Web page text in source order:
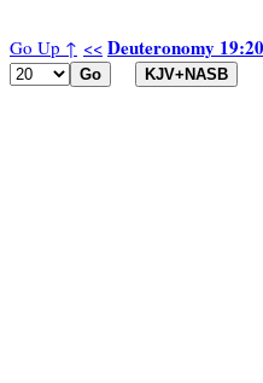
Go Up ↑ << Deuteronomy 19:20